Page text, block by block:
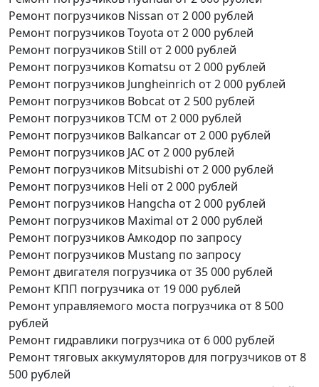
Ремонт погрузчиков Nissan от 2 000 рублей
Ремонт погрузчиков Toyota от 2 000 рублей
Ремонт погрузчиков Still от 2 000 рублей
Ремонт погрузчиков Komatsu от 2 000 рублей
Ремонт погрузчиков Jungheinrich от 2 000 рублей
Ремонт погрузчиков Bobcat от 2 500 рублей
Ремонт погрузчиков TCM от 2 000 рублей
Ремонт погрузчиков Balkancar от 2 000 рублей
Ремонт погрузчиков JAC от 2 000 рублей
Ремонт погрузчиков Mitsubishi от 2 000 рублей
Ремонт погрузчиков Heli от 2 000 рублей
Ремонт погрузчиков Hangcha от 2 000 рублей
Ремонт погрузчиков Maximal от 2 000 рублей
Ремонт погрузчиков Амкодор по запросу
Ремонт погрузчиков Mustang по запросу
Ремонт двигателя погрузчика от 35 000 рублей
Ремонт КПП погрузчика от 19 000 рублей
Ремонт управляемого моста погрузчика от 8 500
рублей
Ремонт гидравлики погрузчика от 6 000 рублей
Ремонт тяговых аккумуляторов для погрузчиков от 8
500 рублей